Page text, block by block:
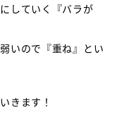
していく『バラが
いので『重ね』とい
きます！